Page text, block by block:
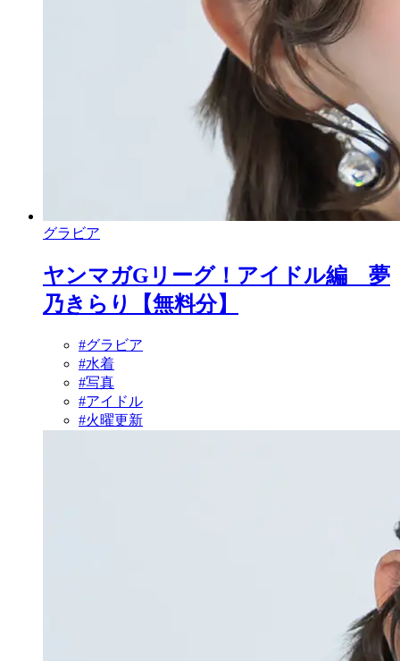
グラビア
ヤンマガGリーグ！アイドル編 夢
乃きらり【無料分】
#グラビア
#水着
#写真
#アイドル
#火曜更新